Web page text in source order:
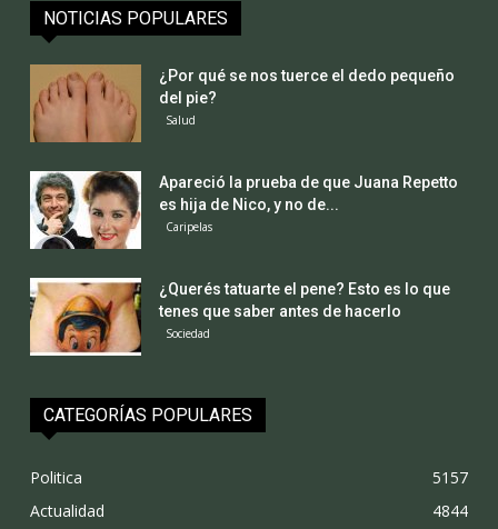
NOTICIAS POPULARES
¿Por qué se nos tuerce el dedo pequeño
del pie?
Salud
Apareció la prueba de que Juana Repetto
es hija de Nico, y no de...
Caripelas
¿Querés tatuarte el pene? Esto es lo que
tenes que saber antes de hacerlo
Sociedad
CATEGORÍAS POPULARES
Politica
5157
Actualidad
4844